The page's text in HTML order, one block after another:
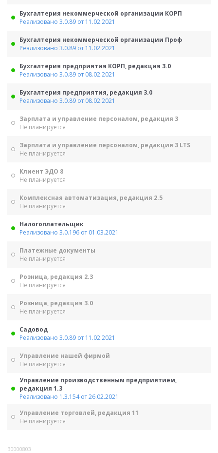
Бухгалтерия некоммерческой организации КОРП
Реализовано 3.0.89 от 11.02.2021
Бухгалтерия некоммерческой организации Проф
Реализовано 3.0.89 от 11.02.2021
Бухгалтерия предприятия КОРП, редакция 3.0
Реализовано 3.0.89 от 08.02.2021
Бухгалтерия предприятия, редакция 3.0
Реализовано 3.0.89 от 08.02.2021
Зарплата и управление персоналом, редакция 3
Не планируется
Зарплата и управление персоналом, редакция 3 LTS
Не планируется
Клиент ЭДО 8
Не планируется
Комплексная автоматизация, редакция 2.5
Не планируется
Налогоплательщик
Реализовано 3.0.196 от 01.03.2021
Платежные документы
Не планируется
Розница, редакция 2.3
Не планируется
Розница, редакция 3.0
Не планируется
Садовод
Реализовано 3.0.89 от 11.02.2021
Управление нашей фирмой
Не планируется
Управление производственным предприятием,
редакция 1.3
Реализовано 1.3.154 от 26.02.2021
Управление торговлей, редакция 11
Не планируется
30000803